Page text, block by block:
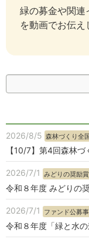
緑の募金や関連
を動画でお伝え
2026/8/5 森林づくり全
【10/7】第4回森林
2026/7/1 みどりの奨励
令和８年度 みどりの
2026/7/1 ファンド公募
令和８年度「緑と水